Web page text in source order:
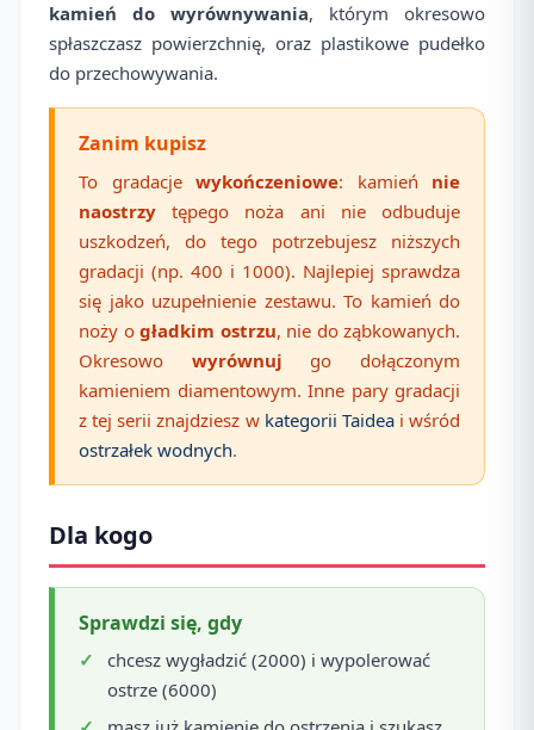
kamień do wyrównywania, którym okresowo
spłaszczasz powierzchnię, oraz plastikowe pudełko
do przechowywania.
Zanim kupisz
To gradacje wykończeniowe: kamień nie
naostrzy tępego noża ani nie odbuduje
uszkodzeń, do tego potrzebujesz niższych
gradacji (np. 400 i 1000). Najlepiej sprawdza
się jako uzupełnienie zestawu. To kamień do
noży o gładkim ostrzu, nie do ząbkowanych.
Okresowo wyrównuj go dołączonym
kamieniem diamentowym. Inne pary gradacji
z tej serii znajdziesz w kategorii Taideai wśród
ostrzałek wodnych.
Dla kogo
Sprawdzi się, gdy
chcesz wygładzić (2000) i wypolerować
ostrze (6000)